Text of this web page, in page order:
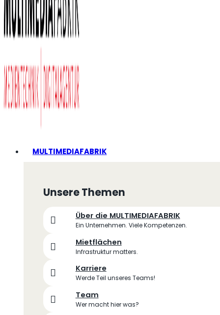
MULTIMEDIAFABRIK
Unsere Themen
Über die MULTIMEDIAFABRIK
Ein Unternehmen. Viele Kompetenzen.
Mietflächen
Infrastruktur matters.
Karriere
Werde Teil unseres Teams!
Team
Wer macht hier was?